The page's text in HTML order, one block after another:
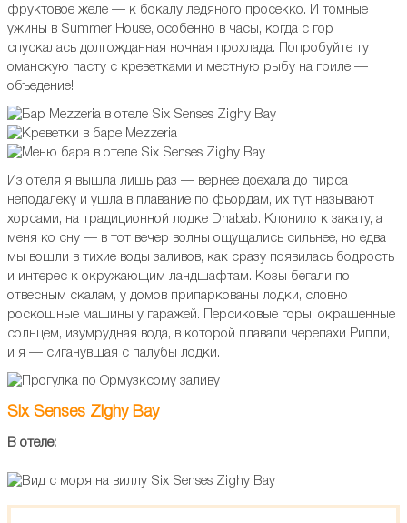
фруктовое желе — к бокалу ледяного просекко. И томные
ужины в Summer House, особенно в часы, когда с гор
спускалась долгожданная ночная прохлада. Попробуйте тут
оманскую пасту с креветками и местную рыбу на гриле —
объедение!
Из отеля я вышла лишь раз — вернее доехала до пирса
неподалеку и ушла в плавание по фьордам, их тут называют
хорсами, на традиционной лодке Dhabab. Клонило к закату, а
меня ко сну — в тот вечер волны ощущались сильнее, но едва
мы вошли в тихие воды заливов, как сразу появилась бодрость
и интерес к окружающим ландшафтам. Козы бегали по
отвесным скалам, у домов припаркованы лодки, словно
роскошные машины у гаражей. Персиковые горы, окрашенные
солнцем, изумрудная вода, в которой плавали черепахи Рипли,
и я — сиганувшая с палубы лодки.
Six Senses Zighy Bay
В отеле: